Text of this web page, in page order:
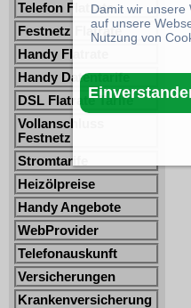
Telefon Flatrate
Festnetz Flatrate
Handy Flatrate
Handy Datentarife
DSL Flatrate Tarife
Vollanschluss
Festnetz
Stromtarife
Heizölpreise
Handy Angebote
WebProvider
Telefonauskunft
Versicherungen
Krankenversicherung
Damit wir
auf unsere
Nutzung von